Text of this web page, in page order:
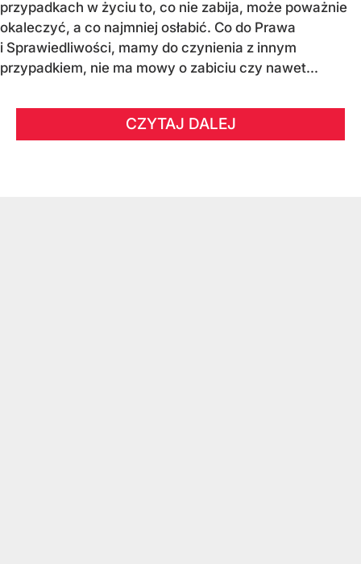
przypadkach w życiu to, co nie zabija, może poważnie
okaleczyć, a co najmniej osłabić. Co do Prawa
i Sprawiedliwości, mamy do czynienia z innym
przypadkiem, nie ma mowy o zabiciu czy nawet...
CZYTAJ DALEJ